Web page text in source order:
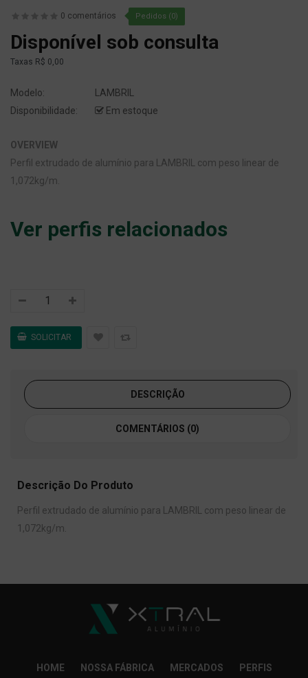
0 comentários Pedidos (0)
Disponível sob consulta
Taxas R$ 0,00
Modelo:
LAMBRIL
Disponibilidade:
Em estoque
OVERVIEW
Perfil extrudado de alumínio para LAMBRIL com peso linear de
1,072kg/m.
Ver perfis relacionados
DESCRIÇÃO
COMENTÁRIOS (0)
Descrição Do Produto
Perfil extrudado de alumínio para LAMBRIL com peso linear de
1,072kg/m.
HOME NOSSA FÁBRICA MERCADOS PERFIS